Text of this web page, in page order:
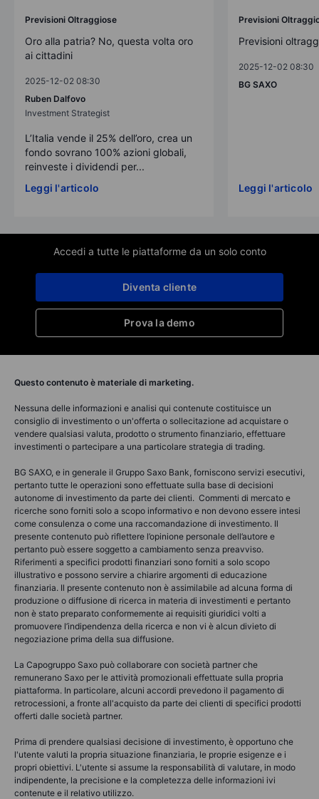
Previsioni Oltraggiose
Oro alla patria? No, questa volta oro
ai cittadini
2025-12-02 08:30
Ruben Dalfovo
Investment Strategist
L’Italia vende il 25% dell’oro, crea un
fondo sovrano 100% azioni globali,
reinveste i dividendi per...
Leggi l'articolo
Previsioni
Previsioni
2025-12-02 08:30
BG SAXO
Leggi l'articolo
Accedi a tutte le piattaforme da un solo conto
Prova la demo
Diventa cliente
Questo contenuto è materiale di marketing.
Nessuna delle informazioni e analisi qui contenute costituisce un
consiglio di investimento o un'offerta o sollecitazione ad acquistare o
vendere qualsiasi valuta, prodotto o strumento finanziario, effettuare
investimenti o partecipare a una particolare strategia di trading.
BG SAXO, e in generale il Gruppo Saxo Bank, forniscono servizi esecutivi,
pertanto tutte le operazioni sono effettuate sulla base di decisioni
autonome di investimento da parte dei clienti. Commenti di mercato e
ricerche sono forniti solo a scopo informativo e non devono essere intesi
come consulenza o come una raccomandazione di investimento. Il
presente contenuto può riflettere l’opinione personale dell’autore e
pertanto può essere soggetto a cambiamento senza preavviso.
Riferimenti a specifici prodotti finanziari sono forniti a solo scopo
illustrativo e possono servire a chiarire argomenti di educazione
finanziaria. Il presente contenuto non è assimilabile ad alcuna forma di
produzione o diffusione di ricerca in materia di investimenti e pertanto
non è stato preparato conformemente ai requisiti giuridici volti a
promuovere l’indipendenza della ricerca e non vi è alcun divieto di
negoziazione prima della sua diffusione.
La Capogruppo Saxo può collaborare con società partner che
remunerano Saxo per le attività promozionali effettuate sulla propria
piattaforma. In particolare, alcuni accordi prevedono il pagamento di
retrocessioni, a fronte all'acquisto da parte dei clienti di specifici prodotti
offerti dalle società partner.
Prima di prendere qualsiasi decisione di investimento, è opportuno che
l'utente valuti la propria situazione finanziaria, le proprie esigenze e i
propri obiettivi. L'utente si assume la responsabilità di valutare, in modo
indipendente, la precisione e la completezza delle informazioni ivi
contenute e il relativo utilizzo.